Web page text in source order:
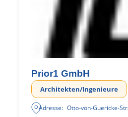
Prior1 GmbH
Architekten/Ingenieure
Adresse: Otto-von-Guericke-